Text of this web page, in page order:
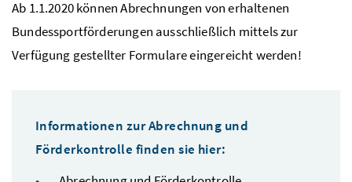
Ab 1.1.2020 können Abrechnungen von erhaltenen
Bundessportförderungen ausschließlich mittels zur
Verfügung gestellter Formulare eingereicht werden!
Informationen zur Abrechnung und
Förderkontrolle finden sie hier: